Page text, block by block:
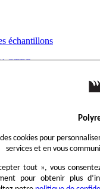
cookies pour
services et en vous
tout », vous
pour obtenir plus
échantillons